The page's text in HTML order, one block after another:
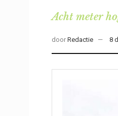
Acht meter
door Redactie 8